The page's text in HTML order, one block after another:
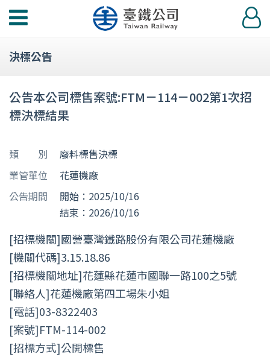
功
選
登
入
決標公告
公告本公司標售案號:FTM－114－002第1次招
標決標結果
類 別
廢料標售決標
業管單位
花蓮機廠
公告期間
開始：2025/10/16
結束：2026/10/16
[招標機關]國營臺灣鐵路股份有限公司花蓮機廠
[機關代碼]3.15.18.86
[招標機關地址]花蓮縣花蓮市國聯一路100之5號
[聯絡人]花蓮機廠第四工場朱小姐
[電話]03-8322403
[案號]FTM-114-002
[招標方式]公開標售